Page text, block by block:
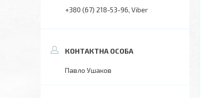
+380 (67) 218-53-96 Viber
Павло Ушаков